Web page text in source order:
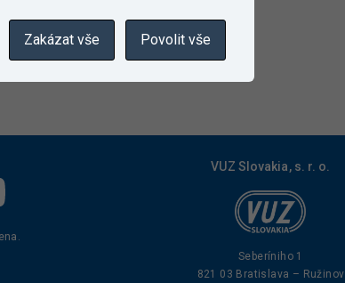
VUZ Slovakia, s. r. o.
Seberíniho 1
821 03 Bratislava – Ružinov
Zakázat vše Povolit vše